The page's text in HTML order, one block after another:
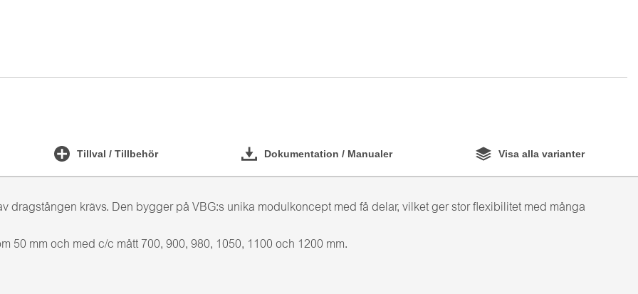
Tillval / Tillbehör Dokumentation / Manualer Visa alla varianter
dragstången krävs. Den bygger på VBG:s unika modulkoncept med få delar, vilket ger stor flexibilitet med många
50 mm och med c/c mått 700, 900, 980, 1050, 1100 och 1200 mm.